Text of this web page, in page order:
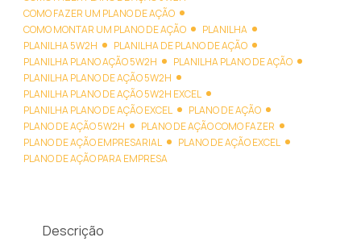
COMO FAZER UM PLANO DE AÇÃO
COMO MONTAR UM PLANO DE AÇÃO
PLANILHA
PLANILHA 5W2H
PLANILHA DE PLANO DE AÇÃO
PLANILHA PLANO AÇÃO 5W2H
PLANILHA PLANO DE AÇÃO
PLANILHA PLANO DE AÇÃO 5W2H
PLANILHA PLANO DE AÇÃO 5W2H EXCEL
PLANILHA PLANO DE AÇÃO EXCEL
PLANO DE AÇÃO
PLANO DE AÇÃO 5W2H
PLANO DE AÇÃO COMO FAZER
PLANO DE AÇÃO EMPRESARIAL
PLANO DE AÇÃO EXCEL
PLANO DE AÇÃO PARA EMPRESA
Descrição